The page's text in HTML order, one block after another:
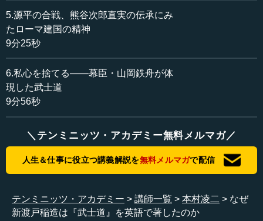
本村 ええ。前にも言ったと思いますが、日本人とローマ
人は意外に似ているところがあります。日本人はよくオリ
ジナリティがないと批判されますが、実はローマ人も同じ
たちが習得したものを磨き上げていく能力を持っていま
す。日本人にも確かにそういうところがあるでしょう。
皆さんには信じられないでしょうが、かつて戦後すぐの
時期には、例えばアメリカに渡った「Made in Japan」が粗
悪品の代表のようにいわれました。世界中でそのような評
価を受けていた日本製品が、今ではまったくそうではなく
なっています。一旦習得したものをソフィスティケートし
その背景には、やはり一種の「人間としての誠実さ」と
5.源平の合戦、熊谷次郎直実の伝承にみ
たローマ建国の精神
9分25秒
6.私心を捨てる――幕臣・山岡鉄舟が体
現した武士道
9分56秒
＼テンミニッツ・アカデミー無料メルマガ／
人生＆仕事に役立つ講義解説を無料メルマガで配信
テンミニッツ・アカデミー 講師一覧 本村凌二
なぜ
新渡戸稲造は『武士道』を英語で著したのか